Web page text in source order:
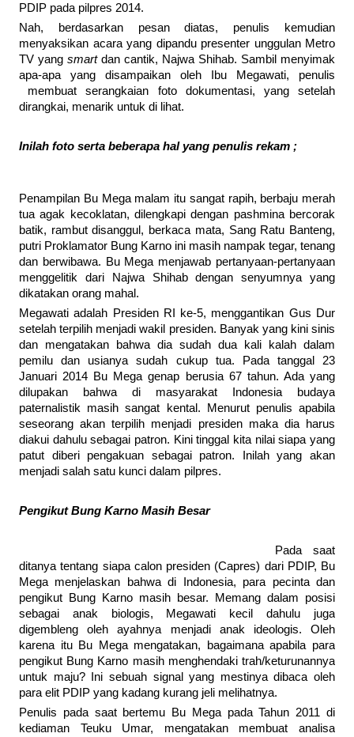
PDIP pada pilpres 2014.
Nah, berdasarkan pesan diatas, penulis kemudian
menyaksikan acara yang dipandu presenter unggulan Metro
TV yang smartdan cantik, Najwa Shihab. Sambil menyimak
apa-apa yang disampaikan oleh Ibu Megawati, penulis
membuat serangkaian foto dokumentasi, yang setelah
dirangkai, menarik untuk di lihat.
Inilah foto serta beberapa hal yang penulis rekam ;
Penampilan Bu Mega malam itu sangat rapih, berbaju merah
tua agak kecoklatan, dilengkapi dengan pashmina bercorak
batik, rambut disanggul, berkaca mata, Sang Ratu Banteng,
putri Proklamator Bung Karno ini masih nampak tegar, tenang
dan berwibawa. Bu Mega menjawab pertanyaan-pertanyaan
menggelitik dari Najwa Shihab dengan senyumnya yang
dikatakan orang mahal.
Megawati adalah Presiden RI ke-5, menggantikan Gus Dur
setelah terpilih menjadi wakil presiden. Banyak yang kini sinis
dan mengatakan bahwa dia sudah dua kali kalah dalam
pemilu dan usianya sudah cukup tua. Pada tanggal 23
Januari 2014 Bu Mega genap berusia 67 tahun. Ada yang
dilupakan bahwa di masyarakat Indonesia budaya
paternalistik masih sangat kental. Menurut penulis apabila
seseorang akan terpilih menjadi presiden maka dia harus
diakui dahulu sebagai patron. Kini tinggal kita nilai siapa yang
patut diberi pengakuan sebagai patron. Inilah yang akan
menjadi salah satu kunci dalam pilpres.
Pengikut Bung Karno Masih Besar
Pada saat
ditanya tentang siapa calon presiden (Capres) dari PDIP, Bu
Mega menjelaskan bahwa di Indonesia, para pecinta dan
pengikut Bung Karno masih besar. Memang dalam posisi
sebagai anak biologis, Megawati kecil dahulu juga
digembleng oleh ayahnya menjadi anak ideologis. Oleh
karena itu Bu Mega mengatakan, bagaimana apabila para
pengikut Bung Karno masih menghendaki trah/keturunannya
untuk maju? Ini sebuah signal yang mestinya dibaca oleh
para elit PDIP yang kadang kurang jeli melihatnya.
Penulis pada saat bertemu Bu Mega pada Tahun 2011 di
kediaman Teuku Umar, mengatakan membuat analisa